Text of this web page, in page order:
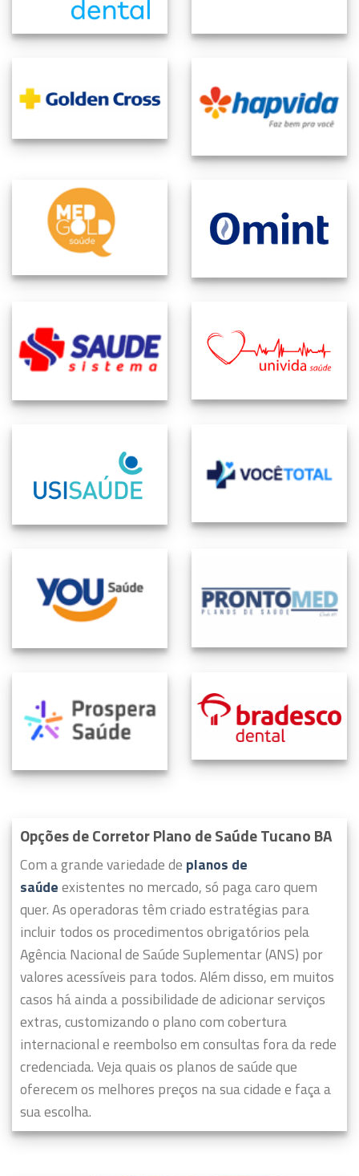
Opções de Corretor Plano de Saúde Tucano BA
Com a grande variedade de planos de
saúdeexistentes no mercado, só paga caro quem
quer.As operadoras têm criado estratégias para
incluir todos os procedimentos obrigatórios pela
Agência Nacional de Saúde Suplementar (ANS) por
valores acessíveis para todos.Além disso, em muitos
casos há ainda a possibilidade de adicionar serviços
extras, customizando o plano com cobertura
internacional e reembolso em consultas fora da rede
credenciada. Veja quais os planos de saúde que
oferecem os melhores preços na sua cidade e faça a
sua escolha.